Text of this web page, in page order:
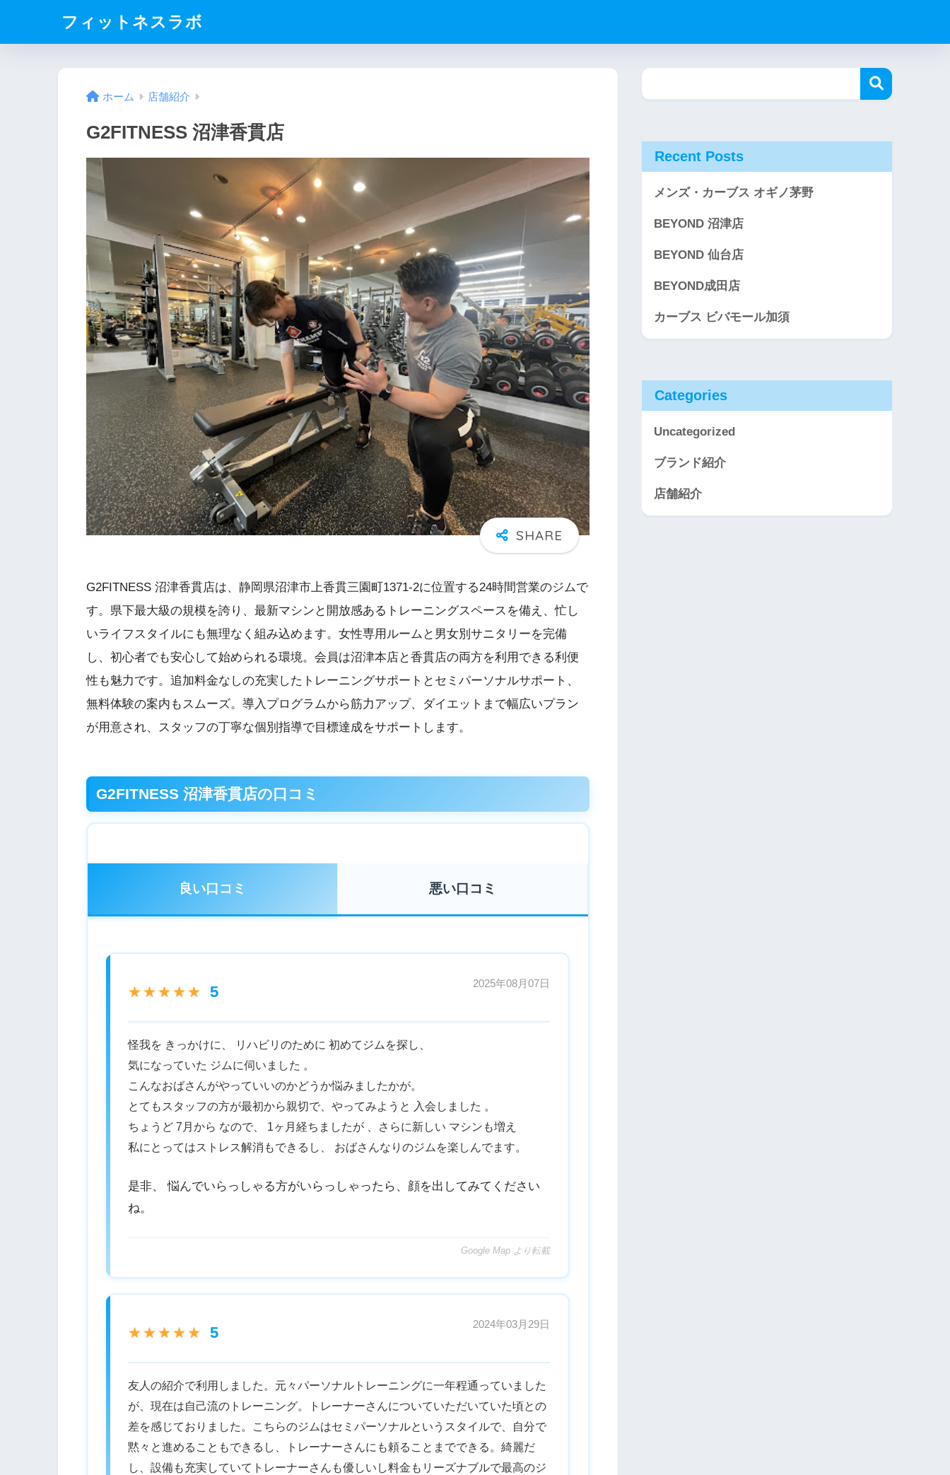
フィットネスラボ
ホーム 店舗紹介
G2FITNESS 沼津香貫店
G2FITNESS 沼津香貫店は、静岡県沼津市上香貫三園町1371-2に位置する24時間営業のジムで
す。県下最大級の規模を誇り、最新マシンと開放感あるトレーニングスペースを備え、忙し
いライフスタイルにも無理なく組み込めます。女性専用ルームと男女別サニタリーを完備
し、初心者でも安心して始められる環境。会員は沼津本店と香貫店の両方を利用できる利便
性も魅力です。追加料金なしの充実したトレーニングサポートとセミパーソナルサポート、
無料体験の案内もスムーズ。導入プログラムから筋力アップ、ダイエットまで幅広いプラン
が用意され、スタッフの丁寧な個別指導で目標達成をサポートします。
G2FITNESS 沼津香貫店の口コミ
良い口コミ 悪い口コミ
★★★★★ 5 2025年08月07日
怪我を きっかけに、 リハビリのために 初めてジムを探し、
気になっていた ジムに伺いました 。
こんなおばさんがやっていいのかどうか悩みましたかが。
とてもスタッフの方が最初から親切で、やってみようと 入会しました 。
ちょうど 7月から なので、 1ヶ月経ちましたが 、さらに新しい マシンも増え
私にとってはストレス解消もできるし、 おばさんなりのジムを楽しんでます。
是非、 悩んでいらっしゃる方がいらっしゃったら、顔を出してみてください
ね。
Google Map より転載
★★★★★ 5 2024年03月29日
友人の紹介で利用しました。元々パーソナルトレーニングに一年程通っていました
が、現在は自己流のトレーニング。トレーナーさんについていただいていた頃との
差を感じておりました。こちらのジムはセミパーソナルというスタイルで、自分で
黙々と進めることもできるし、トレーナーさんにも頼ることまでできる。綺麗だ
し、設備も充実していてトレーナーさんも優しいし料金もリーズナブルで最高のジ
Recent Posts
メンズ・カーブス オギノ茅野
BEYOND 沼津店
BEYOND 仙台店
BEYOND成田店
カーブス ビバモール加須
Categories
Uncategorized
ブランド紹介
店舗紹介